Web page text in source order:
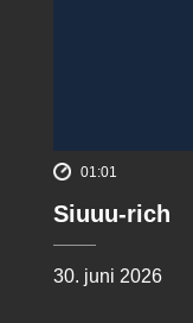
01:01
Siuuu-rich
30. juni 2026